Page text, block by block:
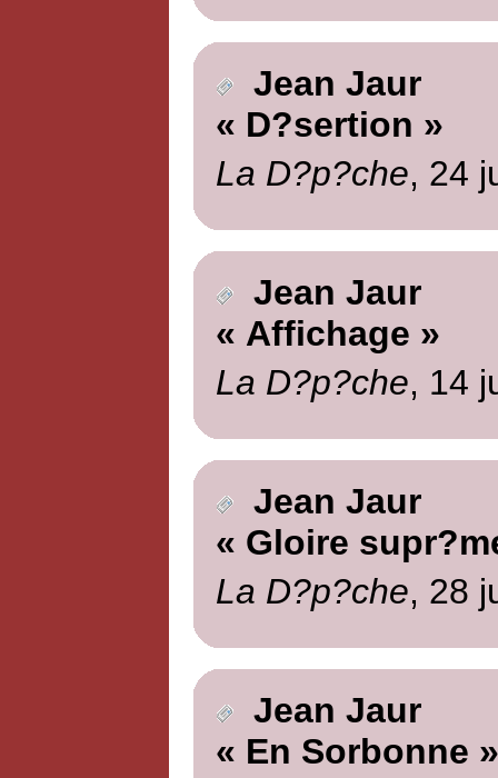
Jean Jaur
« D?sertion »
La D?p?che, 24
Jean Jaur
« Affichage »
La D?p?che, 14
Jean Jaur
« Gloire
La D?p?che, 28
Jean Jaur
« En Sorbonne »